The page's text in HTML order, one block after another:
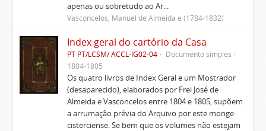
apenas ou sobretudo ao Ar...
Vasconcelos, Manuel de Almeida e (1784-1832)
Index geral do cartório da Casa
PT PT/LCSM/ ACCL-IG02-04
Documento simples
1804-1805
Os quatro livros de Index Geral e um Mostrador
(desaparecido), elaborados por Frei José de
Almeida e Vasconcelos entre 1804 e 1805, supõem
a arrumação prévia do Arquivo por este monge
cisterciense. Se bem que os volumes não estejam